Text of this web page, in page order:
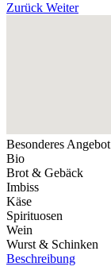
Zurück Weiter
Besonderes Angebot
Bio
Brot & Gebäck
Imbiss
Käse
Spirituosen
Wein
Wurst & Schinken
Beschreibung